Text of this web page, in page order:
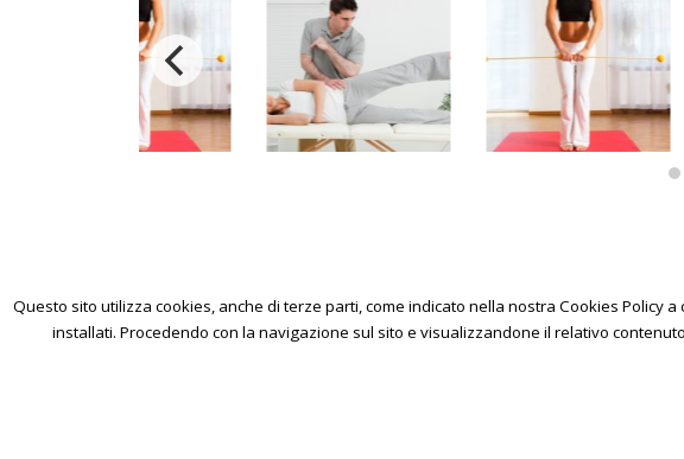
Questo sito utilizza cookies, anche di terze parti, come indicato nella nostra Cookies
installati. Procedendo con la navigazione sul sito e visualizzandone il relativo